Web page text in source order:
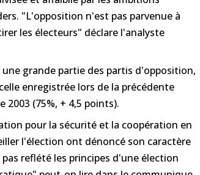
"L'opposition n'est pas parvenue à
les électeurs" déclare l'analyste
grande partie des partis d'opposition,
enregistrée lors de la précédente
(75%, + 4,5 points).
pour la sécurité et la coopération en
l'élection ont dénoncé son caractère
reflété les principes d'une élection